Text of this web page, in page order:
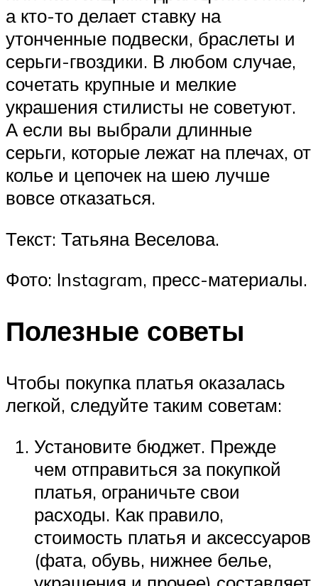
а кто-то делает ставку на
утонченные подвески, браслеты и
серьги-гвоздики. В любом случае,
сочетать крупные и мелкие
украшения стилисты не советуют.
А если вы выбрали длинные
серьги, которые лежат на плечах, от
колье и цепочек на шею лучше
вовсе отказаться.
Текст: Татьяна Веселова.
Фото: Instagram, пресс-материалы.
Полезные советы
Чтобы покупка платья оказалась
легкой, следуйте таким советам:
Установите бюджет. Прежде
чем отправиться за покупкой
платья, ограничьте свои
расходы. Как правило,
стоимость платья и аксессуаров
(фата, обувь, нижнее белье,